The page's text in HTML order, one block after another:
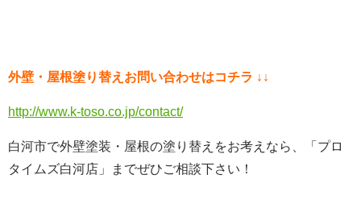
外壁・屋根塗り替えお問い合わせはコチラ ↓↓
http://www.k-toso.co.jp/contact/
白河市で外壁塗装・屋根の塗り替えをお考えなら、「プロ
タイムズ白河店」までぜひご相談下さい！